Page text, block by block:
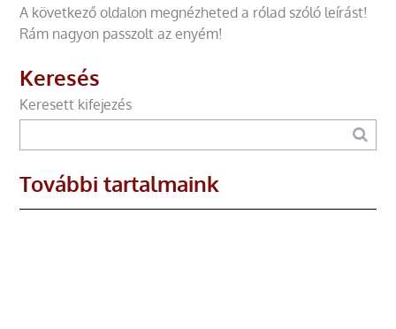
A következő oldalon megnézheted a rólad szóló leírást!
Rám nagyon passzolt az enyém!
Keresés
Keresett kifejezés
További tartalmaink